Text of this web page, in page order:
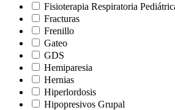
Fisioterapia Respiratoria
Fracturas
Frenillo
Gateo
GDS
Hemiparesia
Hernias
Hiperlordosis
Hipopresivos Grupal